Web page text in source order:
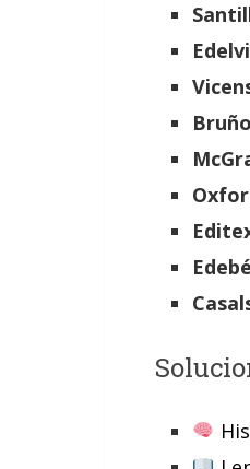
Bruño
Edebé